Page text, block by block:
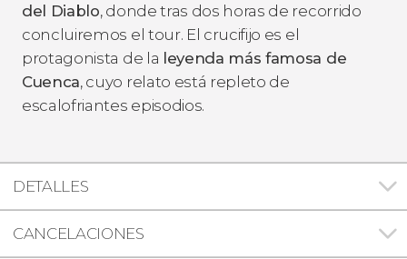
del Diablo, donde tras dos horas de recorrido
concluiremos el tour. El crucifijo es el
protagonista de la leyenda más famosa de
Cuenca, cuyo relato está repleto de
escalofriantes episodios.
DETALLES
CANCELACIONES